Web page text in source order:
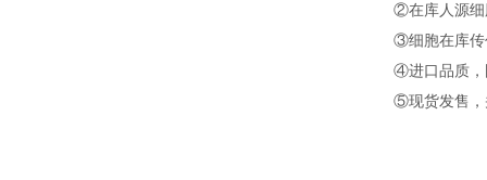
②在库人源细
③细胞在库传
④进口品质，
⑤现货发售，